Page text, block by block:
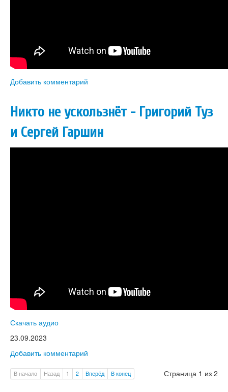
Добавить комментарий
Никто не ускользнёт - Григорий Туз
и Сергей Гаршин
Скачать аудио
23.09.2023
Добавить комментарий
Страница 1 из 2
В начало Назад 1 2 Вперёд В конец